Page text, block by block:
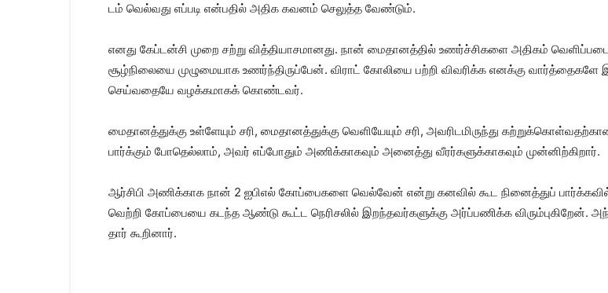
டம் வெல்வது எப்​படி என்​ப​தில் அதிக கவனம் செலுத்த வேண்​டும்.
எனது கேப்​டன்சி முறை சற்று வித்​தி​யாச​மானது. நான் மைதானத்தில் உணர்ச்​சிகளை அதி​கம்
சூழ்​நிலையை முழு​மை​யாக உணர்ந்​திருப்​பேன். விராட் கோலியை பற்றி விவரிக்க எனக்கு
செய்​வதையே வழக்​க​மாகக் கொண்​ட​வர்.
மைதானத்​துக்கு உள்​ளே​யும் சரி, மைதானத்​துக்கு வெளி​யே​யும் சரி, அவரிட​மிருந்து
பார்க்​கும் போதெல்​லாம், அவர் எப்​போதும் அணிக்​காக​வும் அனைத்து வீரர்களுக்​காக​வும் முன்​னிற்​கிறார்.
ஆர்​சிபி அணிக்​காக நான் 2 ஐபிஎல் கோப்​பைகளை வெல்​வேன் என்று கனவில் கூட நினைத்​துப்
வெற்றி கோப்பையை கடந்த ஆண்டு கூட்ட நெரிசலில் இறந்​தவர்​களுக்கு அர்ப்​பணிக்க
தார்​ கூறி​னார்​.